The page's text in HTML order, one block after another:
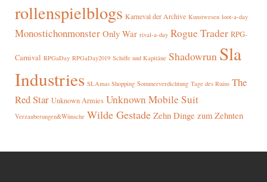
rollenspielblogs Karneval der Archive Kunstwesen loot-a-day
Monostichonmonster Only War rival-a-day Rogue Trader RPG-
Carnival RPGaDay RPGaDay2019 Schiffe und Kapitäne Shadowrun Sla
Industries SLAmas Shopping Sommerverdichtung Tage des Ruins The
Red Star Unknown Armies Unknown Mobile Suit
Verzauberungen&Wünsche Wilde Gestade Zehn Dinge zum Zehnten